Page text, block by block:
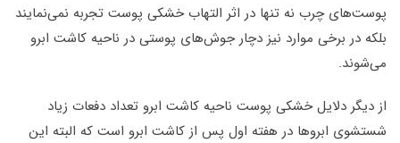
پوست‌های چرب نه تنها در اثر التهاب خشکی پوست تجربه نمی‌نمایند
بلکه در برخی موارد نیز دچار جوش‌های پوستی در ناحیه کاشت ابرو
می‌شوند.
از دیگر دلایل خشکی پوست ناحیه کاشت ابرو تعداد دفعات زیاد
شستشوی ابروها در هفته اول پس از کاشت ابرو است که البته این